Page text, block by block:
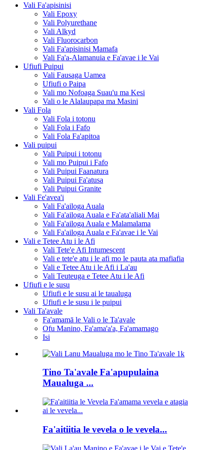
Vali Fa'apisinisi
Vali Epoxy
Vali Polyurethane
Vali Alkyd
Vali Fluorocarbon
Vali Fa'apisinisi Mamafa
Vali Fa'a-Alamanuia e Fa'avae i le Vai
Ufiufi Puipui
Vali Fausaga Uamea
Ufiufi o Paipa
Vali mo Nofoaga Suau'u ma Kesi
Vali o le Alalaupapa ma Masini
Vali Fola
Vali Fola i totonu
Vali Fola i Fafo
Vali Fola Fa'apitoa
Vali puipui
Vali Puipui i totonu
Vali mo Puipui i Fafo
Vali Puipui Faanatura
Vali Puipui Fa'atusa
Vali Puipui Granite
Vali Fe'avea'i
Vali Fa'ailoga Auala
Vali Fa'ailoga Auala e Fa'ata'aliali Mai
Vali Fa'ailoga Auala e Malamalama
Vali Fa'ailoga Auala e Fa'avae i le Vai
Vali e Tetee Atu i le Afi
Vali Tete'e Afi Intumescent
Vali e tete'e atu i le afi mo le pauta ata mafiafia
Vali e Tetee Atu i le Afi i La'au
Vali Teuteuga e Tetee Atu i le Afi
Ufiufi e le susu
Ufiufi e le susu ai le taualuga
Ufiufi e le susu i le puipui
Vali Ta'avale
Fa'amamā le Vali o le Ta'avale
Ofu Manino, Fa'ama'a'a, Fa'amamago
Isi
Tino Ta'avale Fa'apupulaina
Maualuga ...
Fa'aitiitia le vevela o le vevela...